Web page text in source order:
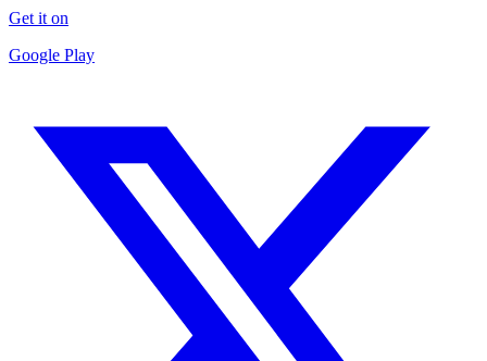
Get it on
Google Play